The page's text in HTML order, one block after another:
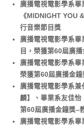
廣播電視電影學系
《MIDNIGHT YOU
行音樂節目獎
廣播電視電影學系
目，榮獲第60屆廣
廣播電視電影學系畢
榮獲第60屆廣播金
廣播電視電影學系
麟】、畢業系友佳怡
第60屆廣播金鐘獎–
廣播電視電影學系